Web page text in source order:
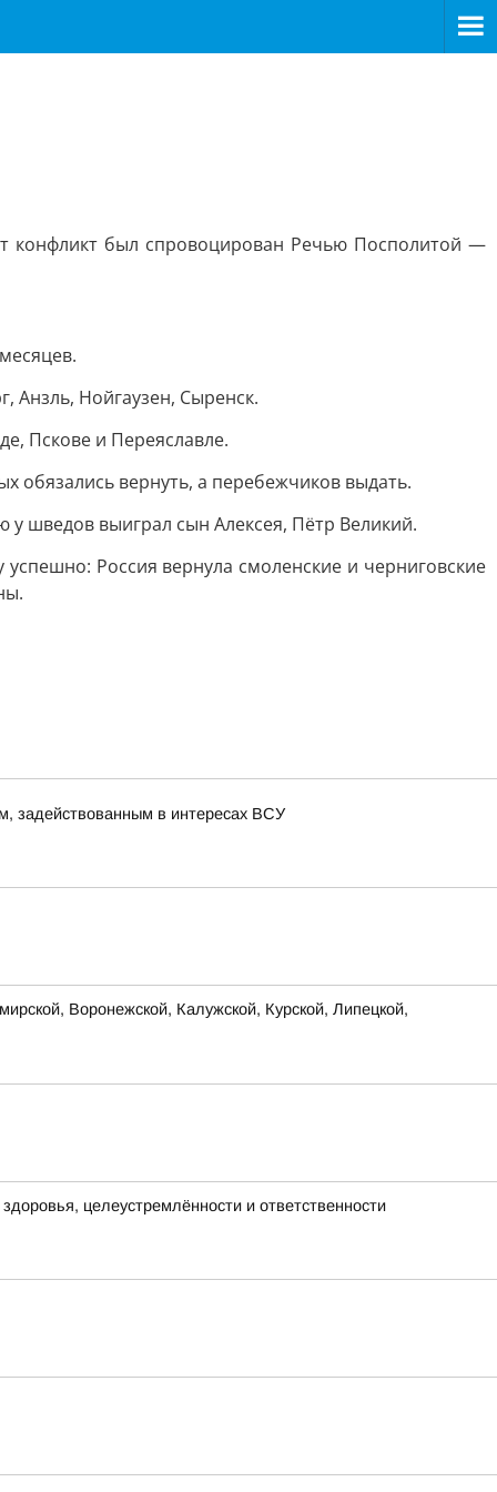
конфликт был спровоцирован Речью Посполитой —
Анзль, Нойгаузен, Сыренск.
Пскове и Переяславле.
обязались вернуть, а перебежчиков выдать.
шведов выиграл сын Алексея, Пётр Великий.
Россия вернула смоленские и черниговские
задействованным в интересах ВСУ
Воронежской, Калужской, Курской, Липецкой,
целеустремлённости и ответственности